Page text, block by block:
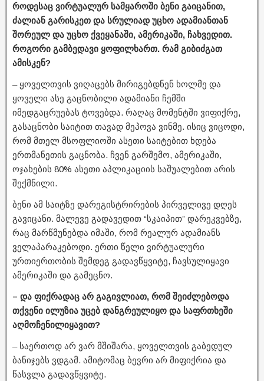
როდესაც ვირტუალურ სამყაროში ბენი გაიცანით,
ძალიან გარისკეთ და სრულიად უცხო ადამიანთან
შორეულ და უცხო ქვეყანაში, ამერიკაში, ჩახვედით.
როგორი გამბედავი ყოფილხართ. რამ გიბიძგათ
ამისკენ?
– ყოველთვის ვიღაცებს მირიგებდნენ ხოლმე და
ყოველი ასე გაცნობილი ადამიანი ჩემში
იმედგაცრუებას ტოვებდა. რაღაც მომენტში ვიფიქრე,
გასაცნობი საიტით თავად მეპოვა ვინმე. ისიც ვიცოდი,
რომ მთელ მსოფლიოში ასეთი საიტებით ხდება
ერთმანეთის გაცნობა. ჩვენ გარშემო, ამერიკაში,
ოჯახების 80% ასეთი აპლიკაციის საშუალებით არის
შექმნილი.
ბენი ამ საიტზე დარეგისტრირების პირველივე დღეს
გავიცანი. მალევე გადავედით “სკაიპით” დარეკვებზე,
რაც მარწმუნებდა იმაში, რომ რეალურ ადამიანს
ველაპარაკებოდი. ერთი წელი ვირტუალური
ურთიერთობის შემდეგ გადავწყვიტე, ჩავსულიყავი
ამერიკაში და გამეცნო.
– და ფიქრადაც არ გაგივლიათ, რომ შეიძლებოდა
თქვენი ილუზია უცებ დანგრეულიყო და საფრთხეში
აღმოჩენილიყავით?
– საერთოდ არ ვარ მშიშარა, ყოველთვის გაბედულ
ბანიჯებს ვდგამ. ამიტომაც ბევრი არ მიფიქრია და
წასვლა გადავწყვიტე.